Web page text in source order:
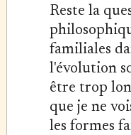
Reste la
familiales
l'évolution
être trop
que je ne
les formes